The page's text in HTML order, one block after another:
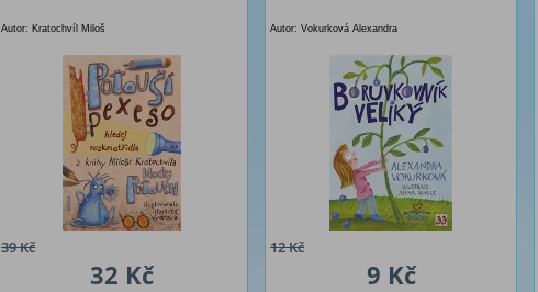
Autor: Kratochvíl Miloš
39 Kč
32 Kč
Autor: Vokurková Alexandra
12 Kč
9 Kč